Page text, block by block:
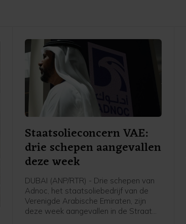
Staatsolieconcern VAE:
drie schepen aangevallen
deze week
DUBAI (ANP/RTR) - Drie schepen van
Adnoc, het staatsoliebedrijf van de
Verenigde Arabische Emiraten, zijn
deze week aangevallen in de Straat